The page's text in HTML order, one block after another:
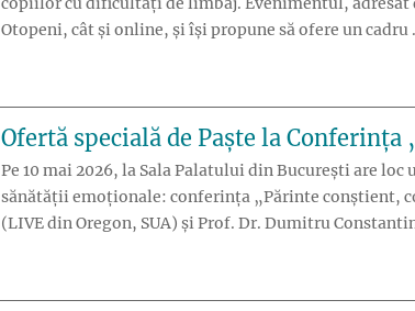
Otopeni, cât și online, și își propune să ofere un cadru
Ofertă specială de Paște la
Pe 10 mai 2026, la Sala Palatului din București are
sănătății emoționale: conferința „Părinte conștient,
(LIVE din Oregon, SUA) și Prof. Dr. Dumitru